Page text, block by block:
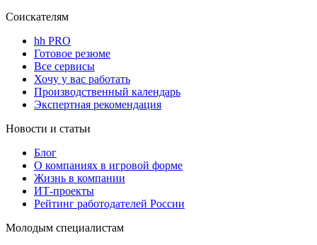
Соискателям
hh PRO
Готовое резюме
Все сервисы
Хочу у вас работать
Производственный календарь
Экспертная рекомендация
Новости и статьи
Блог
О компаниях в игровой форме
Жизнь в компании
ИТ-проекты
Рейтинг работодателей России
Молодым специалистам